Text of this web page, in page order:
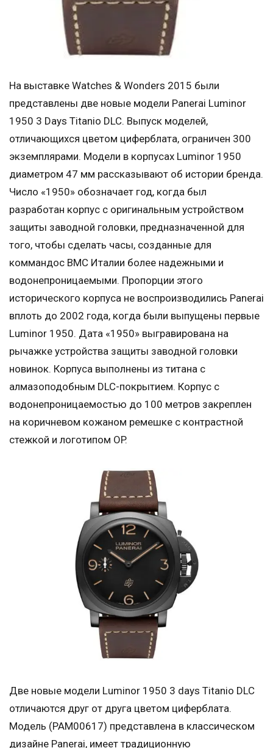
На выставке Watches & Wonders 2015 были
представлены две новые модели Panerai Luminor
1950 3 Days Titanio DLC. Выпуск моделей,
отличающихся цветом циферблата, ограничен 300
экземплярами. Модели в корпусах Luminor 1950
диаметром 47 мм рассказывают об истории бренда.
Число «1950» обозначает год, когда был
разработан корпус с оригинальным устройством
защиты заводной головки, предназначенной для
того, чтобы сделать часы, созданные для
коммандос ВМС Италии более надежными и
водонепроницаемыми. Пропорции этого
исторического корпуса не воспроизводились Panerai
вплоть до 2002 года, когда были выпущены первые
Luminor 1950. Дата «1950» выгравирована на
рычажке устройства защиты заводной головки
новинок. Корпуса выполнены из титана с
алмазоподобным DLC-покрытием. Корпус с
водонепроницаемостью до 100 метров закреплен
на коричневом кожаном ремешке с контрастной
стежкой и логотипом OP.
Две новые модели Luminor 1950 3 days Titanio DLC
отличаются друг от друга цветом циферблата.
Модель (PAM00617) представлена в классическом
дизайне Panerai, имеет традиционную